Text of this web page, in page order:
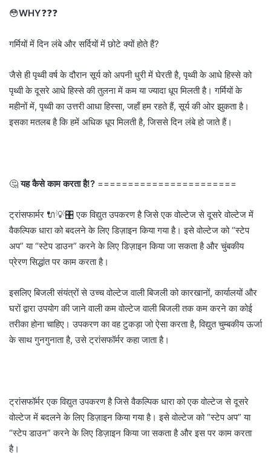
😳WHY❓❓❓
गर्मियों में दिन लंबे और सर्दियों में छोटे क्यों होते हैं?
जैसे ही पृथ्वी वर्ष के दौरान सूर्य को अपनी धुरी में घेरती है, पृथ्वी के आधे हिस्से को
पृथ्वी के दूसरे आधे हिस्से की तुलना में कम या ज्यादा धूप मिलती है। गर्मियों के
महीनों में, पृथ्वी का उत्तरी आधा हिस्सा, जहाँ हम रहते हैं, सूर्य की ओर झुकता है।
इसका मतलब है कि हमें अधिक धूप मिलती है, जिससे दिन लंबे हो जाते हैं।
🤔यह कैसे काम करता है!? =======================
ट्रांसफार्मर 🔌💡🎛️ एक विद्युत उपकरण है जिसे एक वोल्टेज से दूसरे वोल्टेज में
वैकल्पिक धारा को बदलने के लिए डिज़ाइन किया गया है। इसे वोल्टेज को “स्टेप
अप” या “स्टेप डाउन” करने के लिए डिज़ाइन किया जा सकता है और चुंबकीय
प्रेरण सिद्धांत पर काम करता है।
इसलिए बिजली संयंत्रों से उच्च वोल्टेज वाली बिजली को कारखानों, कार्यालयों और
घरों द्वारा उपयोग की जाने वाली कम वोल्टेज वाली बिजली तक कम करने का कोई
तरीका होना चाहिए। उपकरण का वह टुकड़ा जो ऐसा करता है, विद्युत चुम्बकीय ऊर्जा
के साथ गुनगुनाता है, उसे ट्रांसफॉर्मर कहा जाता है।
ट्रांसफॉर्मर एक विद्युत उपकरण है जिसे वैकल्पिक धारा को एक वोल्टेज से दूसरे
वोल्टेज में बदलने के लिए डिज़ाइन किया गया है। इसे वोल्टेज को “स्टेप अप” या
“स्टेप डाउन” करने के लिए डिज़ाइन किया जा सकता है और इस पर काम करता
है।